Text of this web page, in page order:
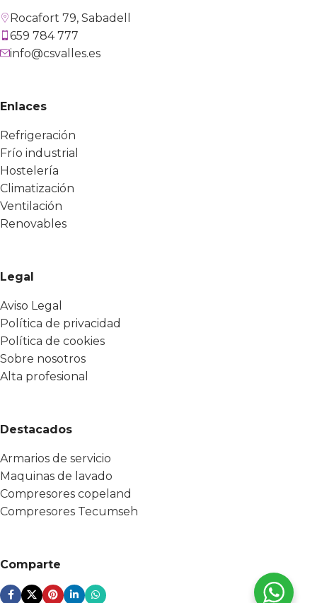
Rocafort 79, Sabadell
659 784 777
info@csvalles.es
Enlaces
Refrigeración
Frío industrial
Hostelería
Climatización
Ventilación
Renovables
Legal
Aviso Legal
Política de privacidad
Política de cookies
Sobre nosotros
Alta profesional
Destacados
Armarios de servicio
Maquinas de lavado
Compresores copeland
Compresores Tecumseh
Comparte